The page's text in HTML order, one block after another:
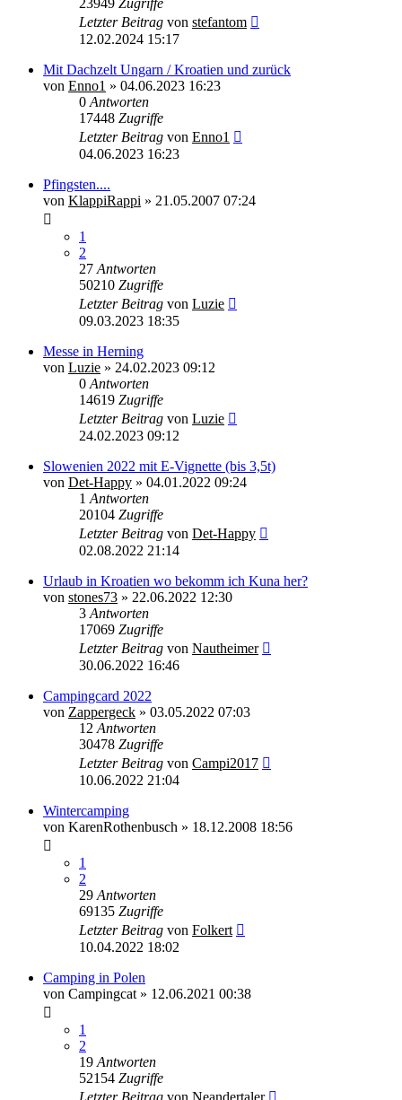
Letzter Beitrag von stefantom
12.02.2024 15:17
Mit Dachzelt Ungarn / Kroatien und zurück
von Enno1 » 04.06.2023 16:23
0 Antworten
17448 Zugriffe
Letzter Beitrag von Enno1
04.06.2023 16:23
Pfingsten....
von KlappiRappi » 21.05.2007 07:24
1
2
27 Antworten
50210 Zugriffe
Letzter Beitrag von Luzie
09.03.2023 18:35
Messe in Herning
von Luzie » 24.02.2023 09:12
0 Antworten
14619 Zugriffe
Letzter Beitrag von Luzie
24.02.2023 09:12
Slowenien 2022 mit E-Vignette (bis 3,5t)
von Det-Happy » 04.01.2022 09:24
1 Antworten
20104 Zugriffe
Letzter Beitrag von Det-Happy
02.08.2022 21:14
Urlaub in Kroatien wo bekomm ich Kuna her?
von stones73 » 22.06.2022 12:30
3 Antworten
17069 Zugriffe
Letzter Beitrag von Nautheimer
30.06.2022 16:46
Campingcard 2022
von Zappergeck » 03.05.2022 07:03
12 Antworten
30478 Zugriffe
Letzter Beitrag von Campi2017
10.06.2022 21:04
Wintercamping
von KarenRothenbusch » 18.12.2008 18:56
1
2
29 Antworten
69135 Zugriffe
Letzter Beitrag von Folkert
10.04.2022 18:02
Camping in Polen
von Campingcat » 12.06.2021 00:38
1
2
19 Antworten
52154 Zugriffe
Letzter Beitrag von Neandertaler